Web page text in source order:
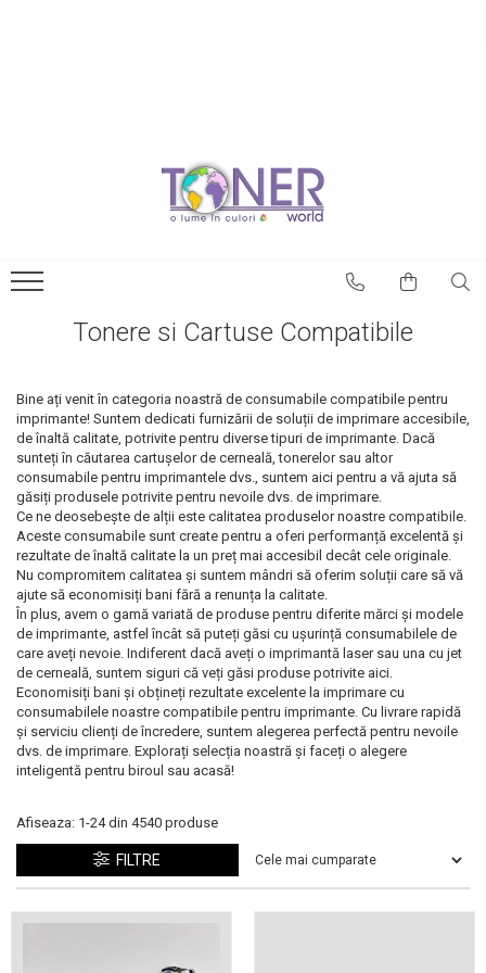
Riboane
Prima comună cu case
magneților?
imprimantele 3D pentru a
imprimantele 3D pentru
decorarea casei
Catedrala Notre Dame ar
putea fi renovată cu
ajutorul unui printer 3D
Dezvoltarea pieții de
imprimante 3D folosite în
industria stomatologică
Evaluarea strategiei de
piață a imprimantelor 3D
până în 2026
Fericirea – starea care nu
poate fi amânată
Cum îți poți îngriji
imprimanta?
Imprimarea 3d în România
și adevăruri. Unde se
reciclează hârtia în
România?
Fotografi care ne
demonstrează că nu avem
nevoie de echipament
fotografii bune
Care tip de imprimantă e
Tonere si Cartuse Compatibile
Bine ați venit în categoria noastră de consumabile compatibile pentru
imprimante! Suntem dedicati furnizării de soluții de imprimare accesibile,
de înaltă calitate, potrivite pentru diverse tipuri de imprimante. Dacă
sunteți în căutarea cartușelor de cerneală, tonerelor sau altor
consumabile pentru imprimantele dvs., suntem aici pentru a vă ajuta să
găsiți produsele potrivite pentru nevoile dvs. de imprimare.
Ce ne deosebește de alții este calitatea produselor noastre compatibile.
Aceste consumabile sunt create pentru a oferi performanță excelentă și
rezultate de înaltă calitate la un preț mai accesibil decât cele originale.
Nu compromitem calitatea și suntem mândri să oferim soluții care să vă
ajute să economisiți bani fără a renunța la calitate.
În plus, avem o gamă variată de produse pentru diferite mărci și modele
de imprimante, astfel încât să puteți găsi cu ușurință consumabilele de
care aveți nevoie. Indiferent dacă aveți o imprimantă laser sau una cu jet
de cerneală, suntem siguri că veți găsi produse potrivite aici.
Economisiți bani și obțineți rezultate excelente la imprimare cu
consumabilele noastre compatibile pentru imprimante. Cu livrare rapidă
și serviciu clienți de încredere, suntem alegerea perfectă pentru nevoile
dvs. de imprimare. Explorați selecția noastră și faceți o alegere
inteligentă pentru biroul sau acasă!
Afiseaza: 1-24din 4540 produse
FILTRE